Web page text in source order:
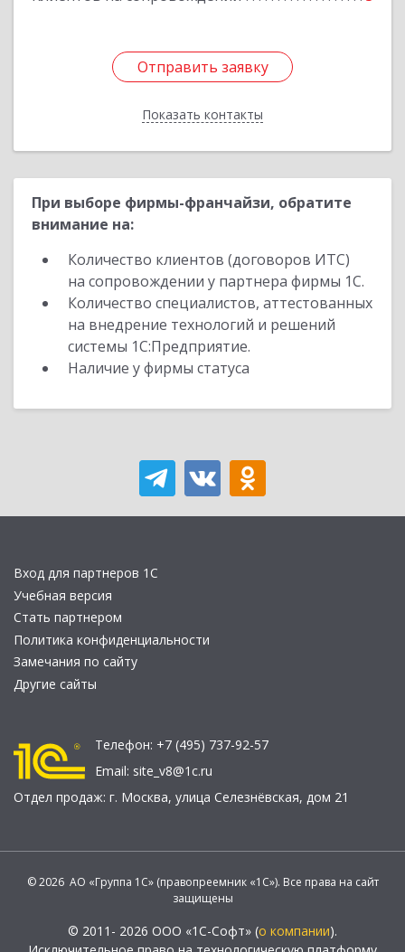
Отправить заявку
Показать контакты
Отправить заявку
Назад
При выборе фирмы-франчайзи, обратите
внимание на:
Количество клиентов (договоров ИТС)
на сопровождении у партнера фирмы 1С.
Количество специалистов, аттестованных
на внедрение технологий и решений
системы 1С:Предприятие.
Наличие у фирмы статуса
Вход для партнеров 1С
Учебная версия
Стать партнером
Политика конфиденциальности
Замечания по сайту
Другие сайты
Телефон: +7 (495) 737-92-57
Email: site_v8@1c.ru
Отдел продаж: г. Москва, улица Селезнёвская, дом 21
© 2026 АО «Группа 1С» (правопреемник «1С»). Все права на сайт
защищены
© 2011- 2026 ООО «1С-Софт» (о компании).